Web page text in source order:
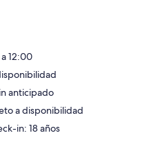
12:00
anticipado
a disponibilidad
in: 18 años